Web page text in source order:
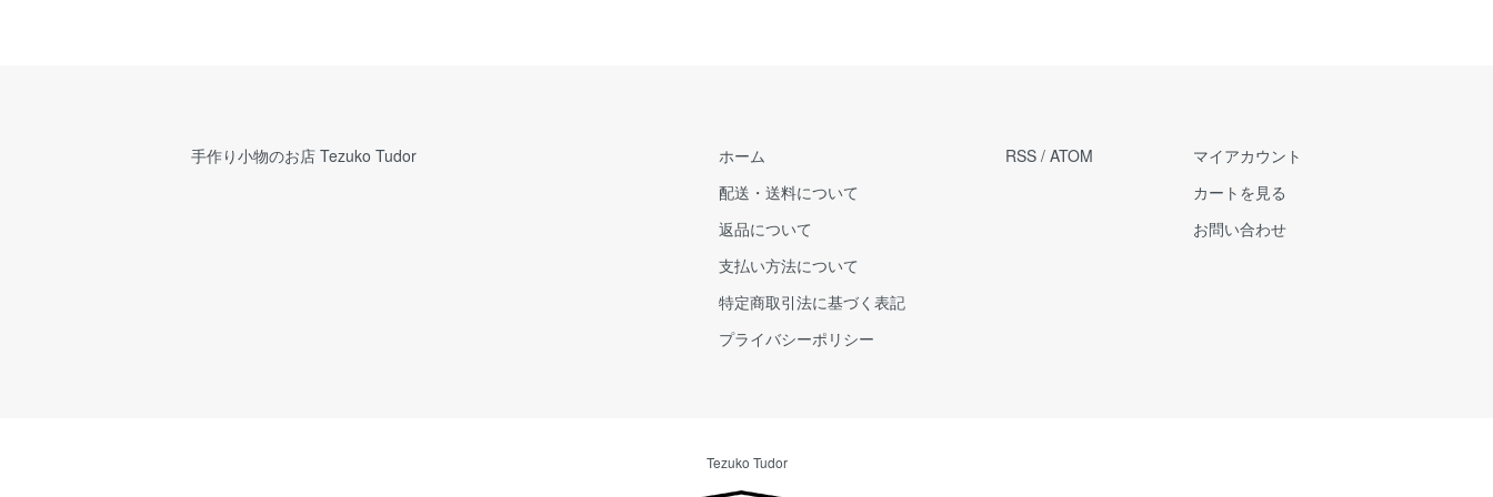
手作り小物のお店 Tezuko Tudor
ホーム
配送・送料について
返品について
支払い方法について
特定商取引法に基づく表記
プライバシーポリシー
RSS / ATOM
マイアカウント
カートを見る
お問い合わせ
Tezuko Tudor